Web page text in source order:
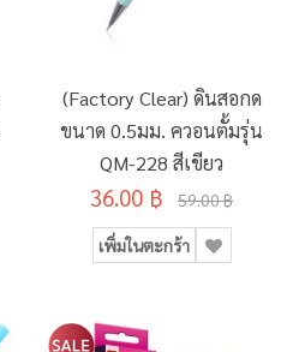
(Factory Clear) ดินสอกด
ขนาด 0.5มม. ควอนตั้มรุ่น
QM-228 สีเขียว
36.00 ฿ 59.00 ฿
เพิ่มในตะกร้า